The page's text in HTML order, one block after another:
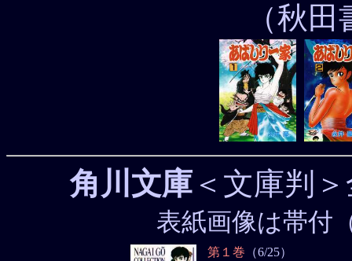
（秋
角川文庫 ＜文庫判
表紙画像は帯付
第１巻 （6/25）